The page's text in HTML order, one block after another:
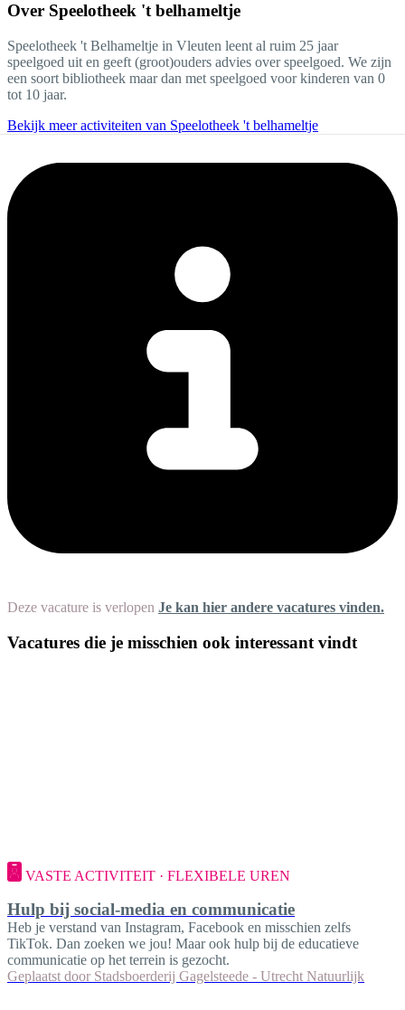
Over Speelotheek 't belhameltje
Speelotheek 't Belhameltje in Vleuten leent al ruim 25 jaar
speelgoed uit en geeft (groot)ouders advies over speelgoed. We zijn
een soort bibliotheek maar dan met speelgoed voor kinderen van 0
tot 10 jaar.
Bekijk meer activiteiten van Speelotheek 't belhameltje
Deze vacature is verlopen Je kan hier andere vacatures vinden.
Vacatures die je misschien ook interessant vindt
VASTE ACTIVITEIT · FLEXIBELE UREN
Hulp bij social-media en communicatie
Heb je verstand van Instagram, Facebook en misschien zelfs
TikTok. Dan zoeken we jou! Maar ook hulp bij de educatieve
communicatie op het terrein is gezocht.
Geplaatst door Stadsboerderij Gagelsteede - Utrecht Natuurlijk